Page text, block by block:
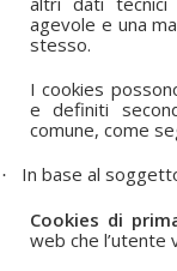
agevole e una
stesso.
I cookies
e definiti
comune, come
·
In base al
Cookies di
web che l’utente